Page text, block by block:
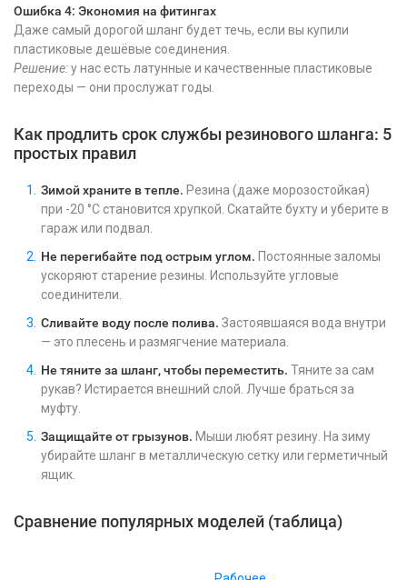
Ошибка 4: Экономия на фитингах
Даже самый дорогой шланг будет течь, если вы купили
пластиковые дешёвые соединения.
Решение:у нас есть латунные и качественные пластиковые
переходы — они прослужат годы.
Как продлить срок службы резинового шланга: 5
простых правил
Зимой храните в тепле. Резина (даже морозостойкая)
при -20 °C становится хрупкой. Скатайте бухту и уберите в
гараж или подвал.
Не перегибайте под острым углом. Постоянные заломы
ускоряют старение резины. Используйте угловые
соединители.
Сливайте воду после полива. Застоявшаяся вода внутри
— это плесень и размягчение материала.
Не тяните за шланг, чтобы переместить. Тяните за сам
рукав? Истирается внешний слой. Лучше браться за
муфту.
Защищайте от грызунов. Мыши любят резину. На зиму
убирайте шланг в металлическую сетку или герметичный
ящик.
Сравнение популярных моделей (таблица)